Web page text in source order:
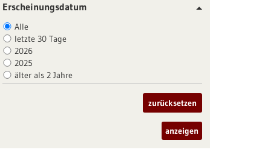
Erscheinungsdatum
Alle
letzte 30 Tage
2026
2025
älter als 2 Jahre
zurücksetzen
anzeigen